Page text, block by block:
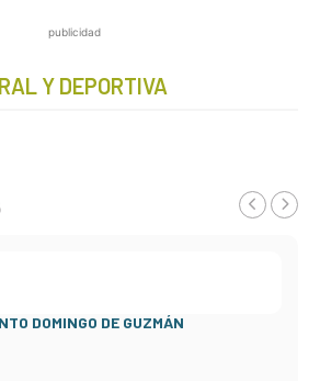
publicidad
Y DEPORTIVA
DOMINGO DE GUZMÁN